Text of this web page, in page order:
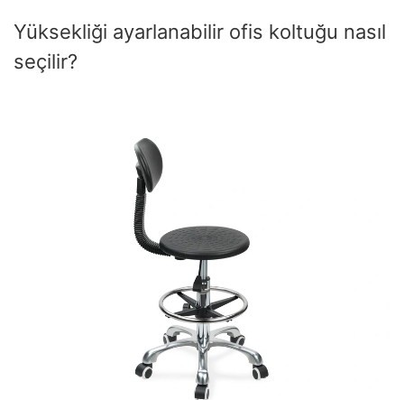
Yüksekliği ayarlanabilir ofis koltuğu nasıl
seçilir?